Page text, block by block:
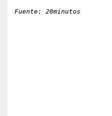
Fuente: 20minutos